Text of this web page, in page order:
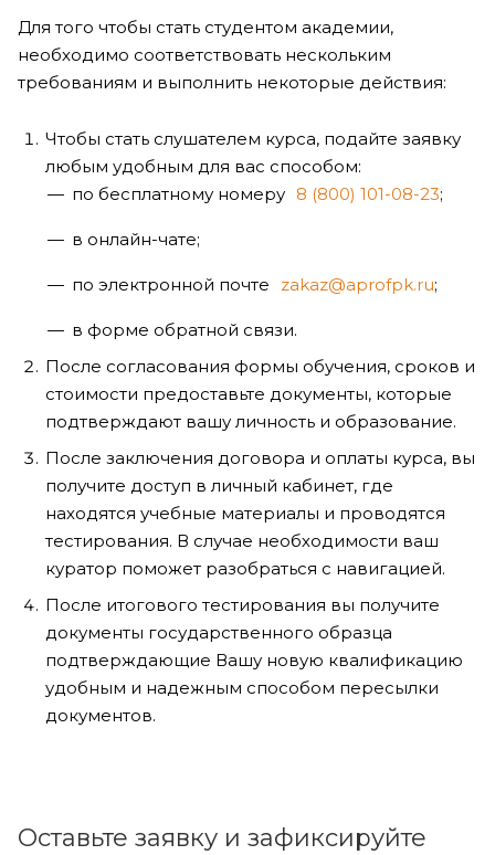
Для того чтобы стать студентом академии,
необходимо соответствовать нескольким
требованиям и выполнить некоторые действия:
Чтобы стать слушателем курса, подайте заявку
любым удобным для вас способом:
по бесплатному номеру 8 (800) 101-08-23;
в онлайн-чате;
по электронной почте zakaz@aprofpk.ru;
в форме обратной связи.
После согласования формы обучения, сроков и
стоимости предоставьте документы, которые
подтверждают вашу личность и образование.
После заключения договора и оплаты курса, вы
получите доступ в личный кабинет, где
находятся учебные материалы и проводятся
тестирования. В случае необходимости ваш
куратор поможет разобраться с навигацией.
После итогового тестирования вы получите
документы государственного образца
подтверждающие Вашу новую квалификацию
удобным и надежным способом пересылки
документов.
Оставьте заявку и зафиксируйте